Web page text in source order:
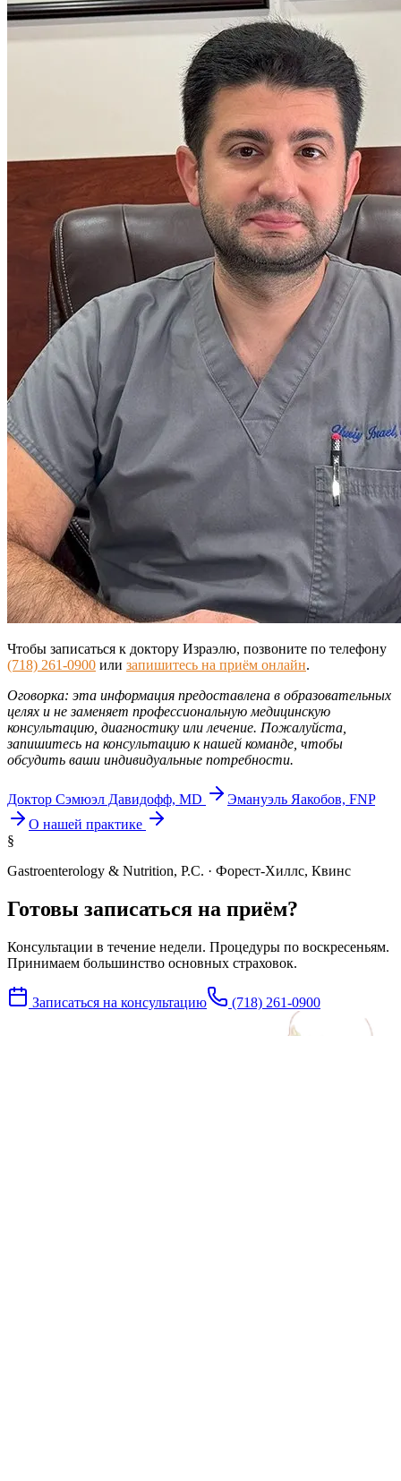
Чтобы записаться к доктору Израэлю, позвоните по телефону
(718) 261-0900 или запишитесь на приём онлайн.
Оговорка: эта информация предоставлена в образовательных
целях и не заменяет профессиональную медицинскую
консультацию, диагностику или лечение. Пожалуйста,
запишитесь на консультацию к нашей команде, чтобы
обсудить ваши индивидуальные потребности.
Доктор Сэмюэл Давидофф, MD
Эмануэль Яакобов, FNP
О нашей практике
§
Gastroenterology & Nutrition, P.C. · Форест-Хиллс, Квинс
Готовы записаться на приём?
Консультации в течение недели. Процедуры по воскресеньям.
Принимаем большинство основных страховок.
Записаться на консультацию (718) 261-0900